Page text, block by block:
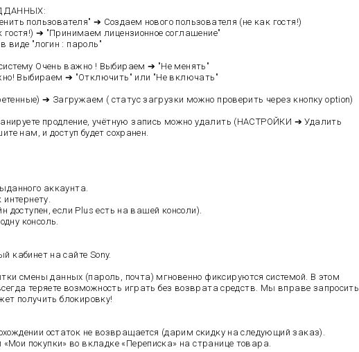
ДАННЫХ:
пользователя" ➔ Создаем нового пользователя (не как гостя!)
➔ "Принимаем лицензионное соглашение"
виде "логин : пароль"
Очень важно ! Выбираем ➔ "Не менять"
Выбираем ➔ "Отключить" или "Не включать"
➔ Загружаем ( статус загрузки можно проверить через кнопку option)
продление, учётную запись можно удалить (НАСТРОЙКИ ➔ Удалить
нам, и доступ будет сохранен.
аккаунта.
интернету.
доступен, если Plus есть на вашей консоли).
консоль.
кабинет на сайте Sony.
данных (пароль, почта) мгновенно фиксируются системой. В этом
теряете возможность играть без возврата средств. Мы вправе запросить
получить блокировку!
остаток не возвращается (дарим скидку на следующий заказ).
покупки» во вкладке «Переписка» на странице товара.